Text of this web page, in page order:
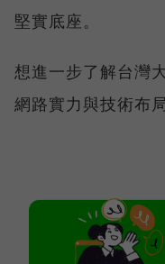
堅實底座。
想進一步了解台灣
網路實力與技術布